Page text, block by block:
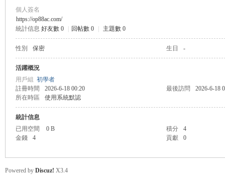
個人簽名
https://op88ac.com/
統計信息 好友數 0 回帖數 0 主題數 0
性別 保密 生日 -
活躍概況
用戶組 初學者
註冊時間
2026-6-18 00:20 最後訪問
2026-6-18
所在時區
使用系統默認
統計信息
已用空間
0 B 積分
4
金錢
4 貢獻 0
Powered by Discuz! X3.4